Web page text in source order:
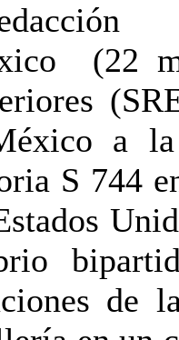
(22
a
S 744
de